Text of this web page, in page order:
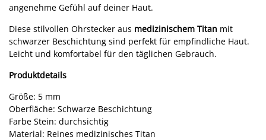
angenehme Gefühl auf deiner Haut.
Diese stilvollen Ohrstecker aus medizinischem Titan mit
schwarzer Beschichtung sind perfekt für empfindliche Haut.
Leicht und komfortabel für den täglichen Gebrauch.
Produktdetails
Größe: 5 mm
Oberfläche: Schwarze Beschichtung
Farbe Stein: durchsichtig
Material: Reines medizinisches Titan